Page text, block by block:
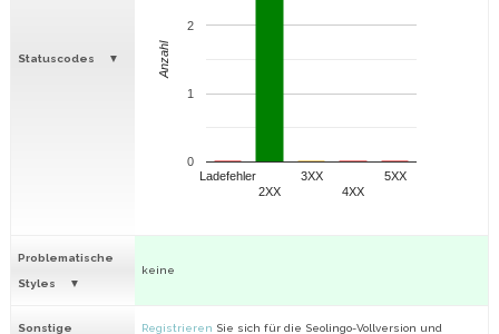
Statuscodes
Ladefehler
2XX
3XX
4XX
5XX
0
1
2
Anzahl
Problematische
Styles
keine
Sonstige Registrieren Sie sich für die Seolingo-Vollversion und